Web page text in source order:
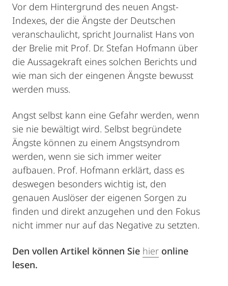
Vor dem Hintergrund des neuen Angst-
Indexes, der die Ängste der Deutschen
veranschaulicht, spricht Journalist Hans von
der Brelie mit Prof. Dr. Stefan Hofmann über
die Aussagekraft eines solchen Berichts und
wie man sich der eingenen Ängste bewusst
werden muss.
Angst selbst kann eine Gefahr werden, wenn
sie nie bewältigt wird. Selbst begründete
Ängste können zu einem Angstsyndrom
werden, wenn sie sich immer weiter
aufbauen. Prof. Hofmann erklärt, dass es
deswegen besonders wichtig ist, den
genauen Auslöser der eigenen Sorgen zu
finden und direkt anzugehen und den Fokus
nicht immer nur auf das Negative zu setzten.
Den vollen Artikel können Sie hier online
lesen.